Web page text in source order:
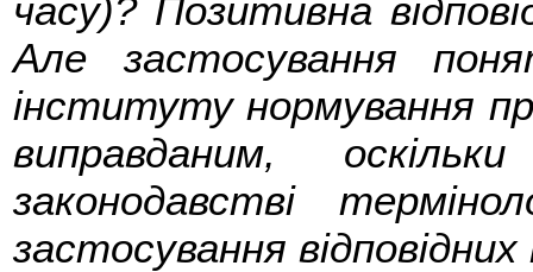
часу)? Позитивна
Але застосування
інституту нормування
виправданим,
законодавстві
застосування